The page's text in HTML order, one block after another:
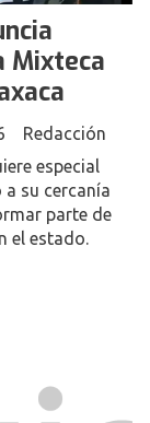
Mixteca
Redacción
especial
su cercanía
parte de
el estado.